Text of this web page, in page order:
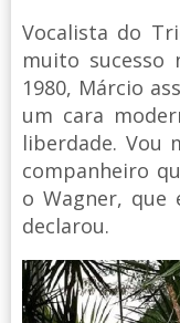
Vocalista do
muito sucesso
1980, Márcio
um cara
liberdade. Vou
companheiro
o Wagner, que
declarou.